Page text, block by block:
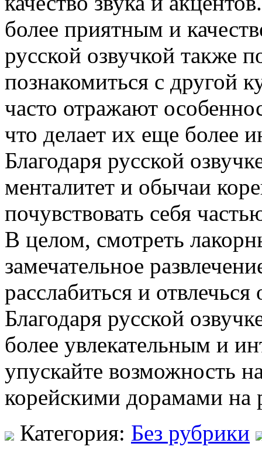
более приятным и
русской озвучкой также
познакомиться с другой
часто отражают
что делает их еще более
Благодаря русской
менталитет и обычаи
почувствовать себя
В целом, смотреть
замечательное
расслабиться и
Благодаря русской
более увлекательным и
упускайте возможность
корейскими дорамами на
Категория: Без рубрики